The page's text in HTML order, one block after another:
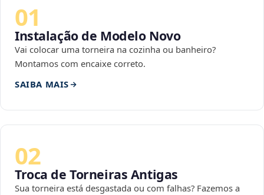
01
Instalação de Modelo Novo
Vai colocar uma torneira na cozinha ou banheiro?
Montamos com encaixe correto.
SAIBA MAIS
02
Troca de Torneiras Antigas
Sua torneira está desgastada ou com falhas? Fazemos a